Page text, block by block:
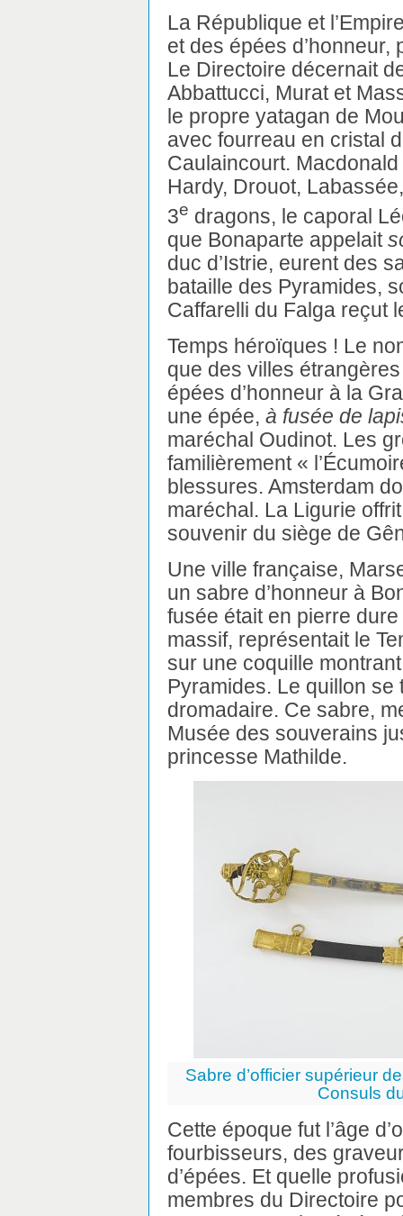
La République et
et des épées
Le Directoire décernait
Abbattucci, Murat et
le propre yatagan de
avec fourreau en cristal
Caulaincourt.
Hardy, Drouot,
3e dragons, le caporal
que Bonaparte appelait
duc d’Istrie, eurent des
bataille des Pyramides,
Caffarelli du Falga reçut
Temps héroïques ! Le
que des villes
épées d’honneur à la
une épée, à fusée de
maréchal Oudinot. Les
familièrement «
blessures. Amsterdam
maréchal. La Ligurie
souvenir du siège de
Une ville française,
un sabre d’honneur à
fusée était en pierre dure
massif, représentait le
sur une coquille
Pyramides. Le quillon
dromadaire. Ce sabre,
Musée des souverains
princesse Mathilde.
Sabre d’officier supérieur
Consuls
Cette époque fut l’âge
fourbisseurs, des
d’épées. Et quelle
membres du Directoire